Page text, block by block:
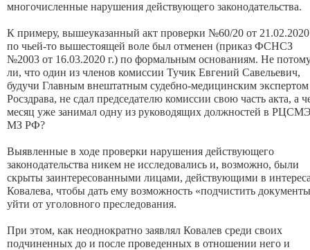
многочисленные нарушения действующего законодательства.
К примеру, вышеуказанный акт проверки №60/20 от 21.02.2020
по чьей-то вышестоящей воле был отменен (приказ ФСНСЗ
№2003 от 16.03.2020 г.) по формальным основаниям. Не
ли, что один из членов комиссии Тучик Евгений Савельевич,
будучи Главным внештатным судебно-медицинским экспертом
Росздрава, не сдал председателю комиссии свою часть акта, а
месяц уже занимал одну из руководящих должностей в
МЗ РФ?
Выявленные в ходе проверки нарушения действующего
законодательства никем не исследовались и, возможно, были
скрыты заинтересованными лицами, действующими в
Ковалева, чтобы дать ему возможность «подчистить
уйти от уголовного преследования.
При этом, как неоднократно заявлял Ковалев среди своих
подчиненных до и после проведенных в отношении него и